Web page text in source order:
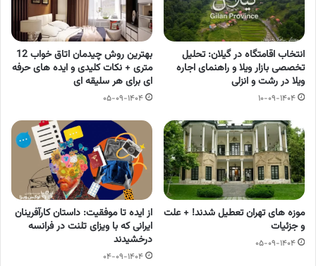
انتخاب اقامتگاه در گیلان: تحلیل
تخصصی بازار ویلا و راهنمای اجاره
ویلا در رشت و انزلی
۱۰-۰۹-۱۴۰۴
بهترین روش چیدمان اتاق خواب 12
متری + نکات کلیدی و ایده های حرفه
ای برای هر سلیقه ای
۰۵-۰۹-۱۴۰۴
موزه های تهران تعطیل شدند! + علت
و جزئیات
۰۵-۰۹-۱۴۰۴
از ایده تا موفقیت: داستان کارآفرینان
ایرانی که با ویزای تلنت در فرانسه
درخشیدند
۰۴-۰۹-۱۴۰۴